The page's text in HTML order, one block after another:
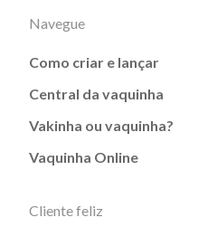
Navegue
Como criar e lançar
Central da vaquinha
Vakinha ou vaquinha?
Vaquinha Online
Cliente feliz